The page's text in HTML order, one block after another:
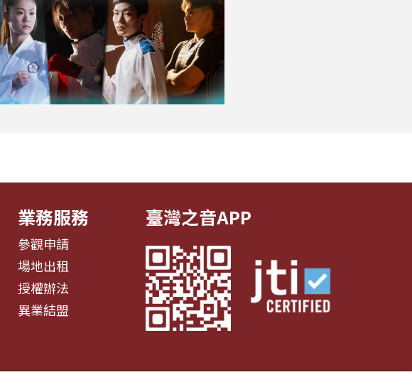
業務服務
參觀申請
場地出租
授權辦法
異業結盟
臺灣之音APP